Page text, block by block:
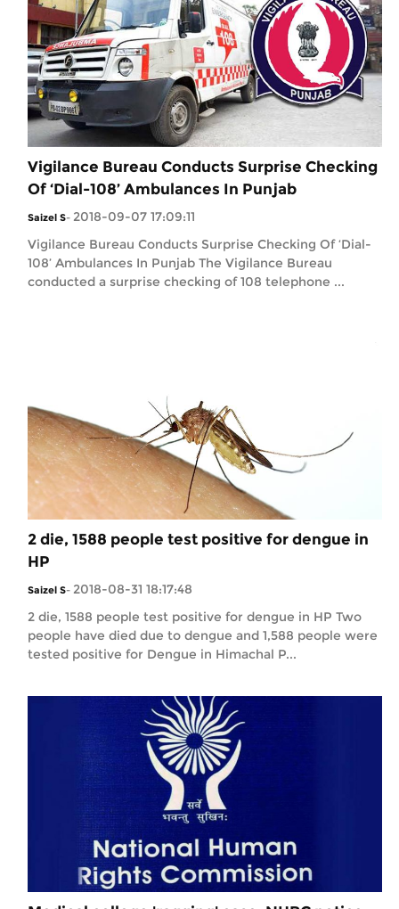
Vigilance Bureau Conducts Surprise Checking
Of ‘Dial-108’ Ambulances In Punjab
Saizel S- 2018-09-07 17:09:11
Vigilance Bureau Conducts Surprise Checking Of ‘Dial-
108’ Ambulances In Punjab The Vigilance Bureau
conducted a surprise checking of 108 telephone ...
2 die, 1588 people test positive for dengue in
HP
Saizel S- 2018-08-31 18:17:48
2 die, 1588 people test positive for dengue in HP Two
people have died due to dengue and 1,588 people were
tested positive for Dengue in Himachal P...